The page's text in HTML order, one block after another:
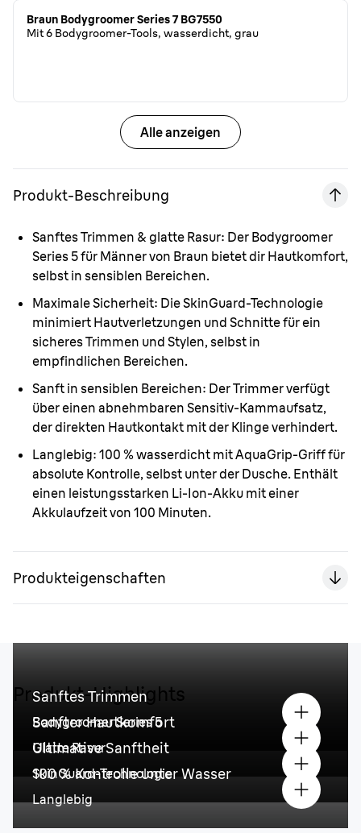
Braun Bodygroomer Series 7 BG7550
Mit 6 Bodygroomer-Tools, wasserdicht, grau
Alle anzeigen
Produkt-Beschreibung
Sanftes Trimmen & glatte Rasur: Der Bodygroomer
Series 5 für Männer von Braun bietet dir Hautkomfort,
selbst in sensiblen Bereichen.
Maximale Sicherheit: Die SkinGuard-Technologie
minimiert Hautverletzungen und Schnitte für ein
sicheres Trimmen und Stylen, selbst in
empfindlichen Bereichen.
Sanft in sensiblen Bereichen: Der Trimmer verfügt
über einen abnehmbaren Sensitiv-Kammaufsatz,
der direkten Hautkontakt mit der Klinge verhindert.
Langlebig: 100 % wasserdicht mit AquaGrip-Griff für
absolute Kontrolle, selbst unter der Dusche. Enthält
einen leistungsstarken Li-Ion-Akku mit einer
Akkulaufzeit von 100 Minuten.
Produkteigenschaften
Produkt-Highlights
Sanftes Trimmen
Bodygroomer Series 5
Sanfter Hautkomfort
Glatte Rasur
Ultimative Sanftheit
SkinGuard-Technologie
100 % Kontrolle unter Wasser
Langlebig